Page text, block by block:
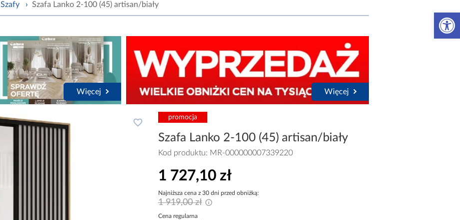
Otwórz
Szafy › Szafa Lanko 2-100 (45) artisan/biały
Więcej Więcej
promocja
Szafa Lanko 2-100 (45) artisan/biały
Kod produktu: MR-000000007339220
1 727,10 zł
Najniższa cena z 30 dni przed obniżką:
1 919,00 zł
Cena regularna